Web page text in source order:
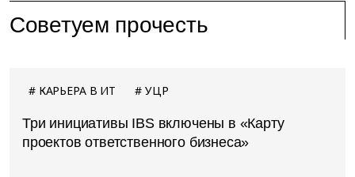
Советуем прочесть
КАРЬЕРА В ИТ УЦР
Три инициативы IBS включены в «Карту
проектов ответственного бизнеса»